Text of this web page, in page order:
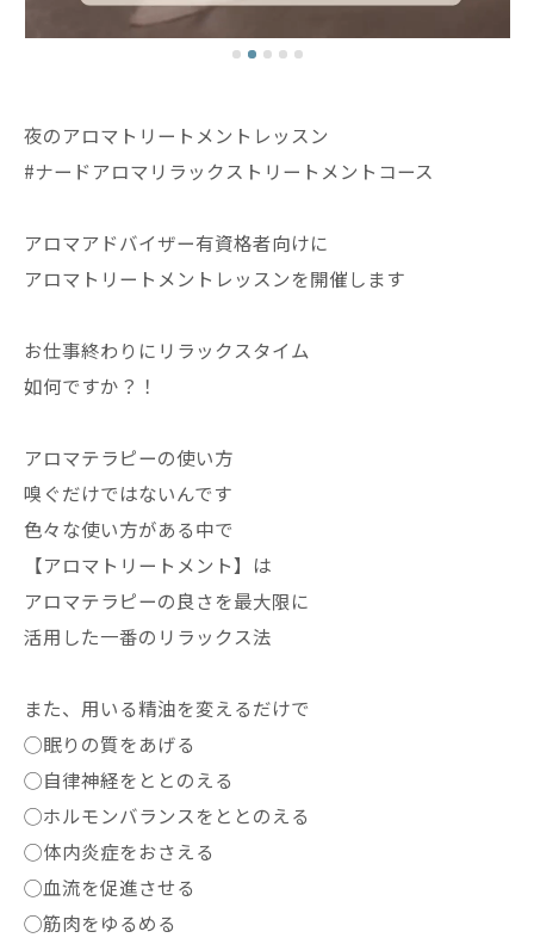
夜のアロマトリートメントレッスン
#ナードアロマリラックストリートメントコース
アロマアドバイザー有資格者向けに
アロマトリートメントレッスンを開催します
お仕事終わりにリラックスタイム
如何ですか？！
アロマテラピーの使い方
嗅ぐだけではないんです
色々な使い方がある中で
【アロマトリートメント】は
アロマテラピーの良さを最大限に
活用した一番のリラックス法
また、用いる精油を変えるだけで
◯眠りの質をあげる
◯自律神経をととのえる
◯ホルモンバランスをととのえる
◯体内炎症をおさえる
◯血流を促進させる
◯筋肉をゆるめる